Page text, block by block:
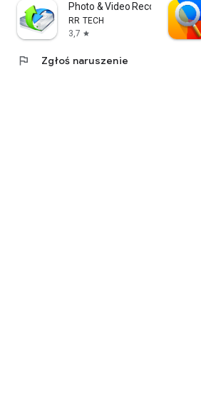
Photo & Video Recovery
RR TECH
3,7 star
flag Zgłoś naruszenie